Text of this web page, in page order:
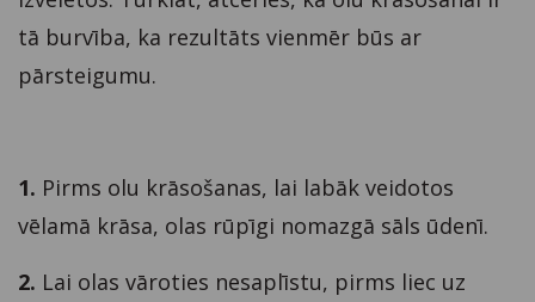
tā burvība, ka rezultāts vienmēr būs ar
pārsteigumu.
1. Pirms olu krāsošanas, lai labāk veidotos
vēlamā krāsa, olas rūpīgi nomazgā sāls ūdenī.
2. Lai olas vāroties nesaplīstu, pirms liec uz